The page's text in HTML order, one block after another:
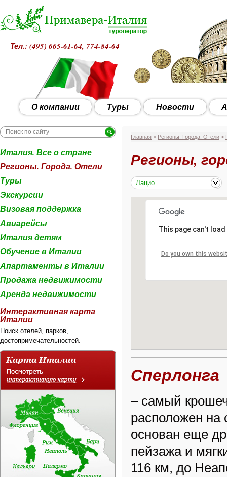
Тел.: (495) 665-61-64, 774-84-64
О компании Туры Новости
Италия. Все о стране
Регионы. Города. Отели
Туры
Экскурсии
Визовая поддержка
Авиарейсы
Италия детям
Обучение в Италии
Апартаменты в Италии
Продажа недвижимости
Аренда недвижимости
Интерактивная карта
Италии
Поиск отелей, парков,
достопримечательностей.
Главная > Регионы. Города. Отели >
Регионы,
Лацио
This page can't
Do you own this
Сперлонга
– самый
расположен
основан еще
пейзажа и
116 км, до